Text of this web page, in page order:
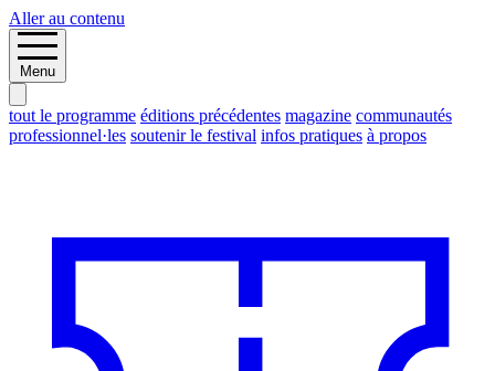
Aller au contenu
Menu
tout le programme éditions précédentes magazine communautés
professionnel·les soutenir le festival infos pratiques à propos